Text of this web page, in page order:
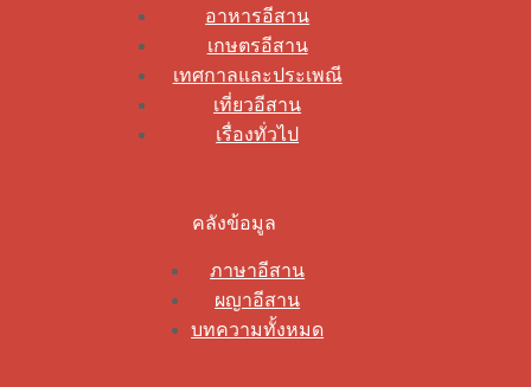
อาหารอีสาน
เกษตรอีสาน
เทศกาลและประเพณี
เที่ยวอีสาน
เรื่องทั่วไป
คลังข้อมูล
ภาษาอีสาน
ผญาอีสาน
บทความทั้งหมด